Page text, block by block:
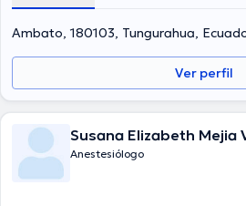
Ambato, 180103, Tungurahua,
Ver perfil
Susana Elizabeth Mejia
Anestesiólogo